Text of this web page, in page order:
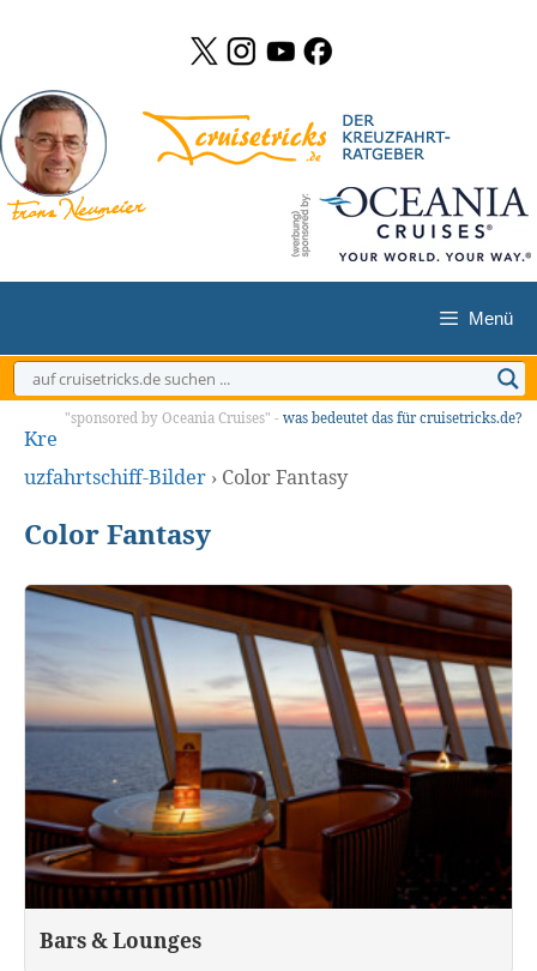
springen
Menü
"sponsored by Oceania Cruises" - was bedeutet das für cruisetricks.de?
Kre
uzfahrtschiff-Bilder › Color Fantasy
Color Fantasy
Bars & Lounges